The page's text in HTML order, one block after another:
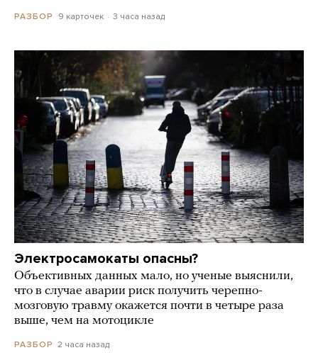
РАЗБОР 9 карточек 3 часа назад
Электросамокаты опасны?
Объективных данных мало, но ученые выяснили,
что в случае аварии риск получить черепно-
мозговую травму окажется почти в четыре раза
выше, чем на мотоцикле
РАЗБОР 2 часа назад